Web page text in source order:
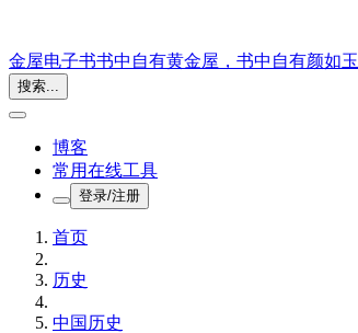
金屋电子书书中自有黄金屋，书中自有颜如玉
搜索...
博客
常用在线工具
登录/注册
首页
历史
中国历史